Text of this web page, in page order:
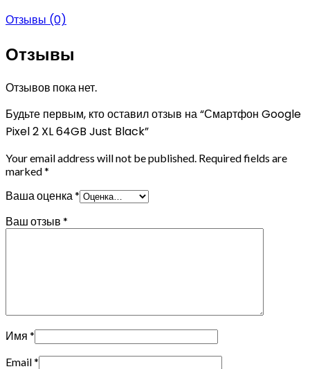
Отзывы (0)
Отзывы
Отзывов пока нет.
Будьте первым, кто оставил отзыв на “Смартфон Google
Pixel 2 XL 64GB Just Black”
Your email address will not be published. Required fields are
marked*
Ваша оценка *
Ваш отзыв *
Имя *
Email*